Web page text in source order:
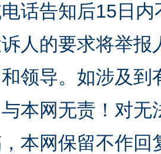
话告知后15日
人的要求将举
领导。如涉及
本网无责！对
本网保留不作